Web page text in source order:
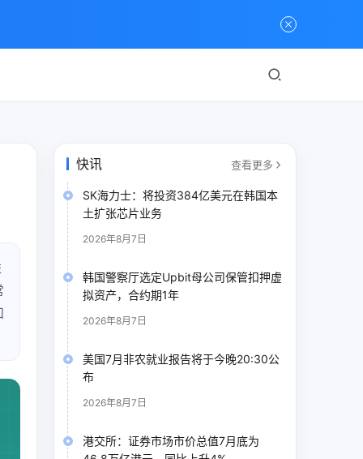
快讯 查看更多
SK海力士：将投资384亿美元在韩国本
土扩张芯片业务
2026年8月7日
韩国警察厅选定Upbit母公司保管扣押虚
拟资产，合约期1年
2026年8月7日
美国7月非农就业报告将于今晚20:30公
布
2026年8月7日
港交所：证券市场市价总值7月底为